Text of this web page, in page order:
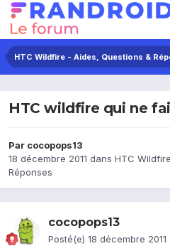
HTC Wildfire - Aides, Questions &
HTC wildfire qui ne
Par cocopops13
18 décembre 2011 dans HTC
Réponses
cocopops13
Posté(e) 18 décembre 2011